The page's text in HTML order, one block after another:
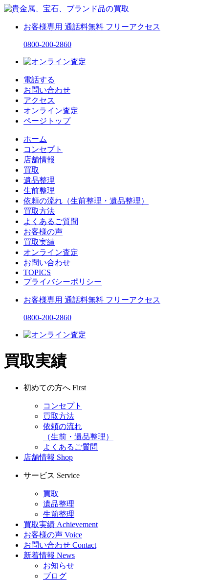
お客様専用 通話料無料 フリーアクセス
0800-200-2860
電話する
お問い合わせ
アクセス
オンライン査定
ページトップ
ホーム
コンセプト
店舗情報
買取
遺品整理
生前整理
依頼の流れ（生前整理・遺品整理）
買取方法
よくあるご質問
お客様の声
買取実績
オンライン査定
お問い合わせ
TOPICS
プライバシーポリシー
お客様専用 通話料無料 フリーアクセス
0800-200-2860
買取実績
初めての方へ First
コンセプト
買取方法
依頼の流れ
（生前・遺品整理）
よくあるご質問
店舗情報 Shop
サービス Service
買取
遺品整理
生前整理
買取実績 Achievement
お客様の声 Voice
お問い合わせ Contact
新着情報 News
お知らせ
ブログ